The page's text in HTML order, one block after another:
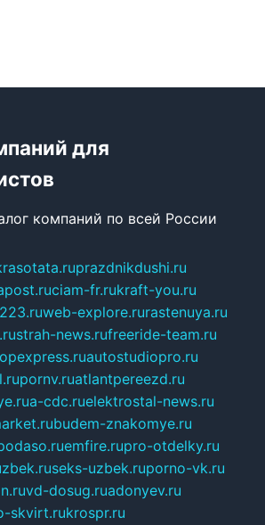
для
компаний по всей России
prazdnikdushi.ru
ciam-fr.rukraft-you.ru
web-explore.rurastenuya.ru
strah-news.rufreeride-team.ru
autostudiopro.ru
pornv.ruatlantpereezd.ru
a-cdc.ruelektrostal-news.ru
budem-znakomye.ru
emfire.rupro-otdelky.ru
seks-uzbek.ruporno-vk.ru
vd-dosug.ruadonyev.ru
skvirt.rukrospr.ru